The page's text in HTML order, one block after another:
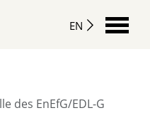
EN
des EnEfG/EDL-G